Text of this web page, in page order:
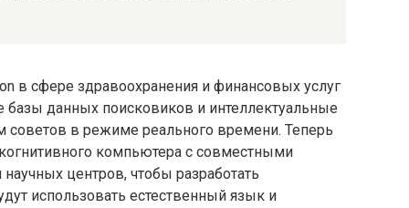
в сфере здравоохранения и финансовых услуг
данных поисковиков и интеллектуальные
в режиме реального времени. Теперь
компьютера с совместными
центров, чтобы разработать
использовать естественный язык и